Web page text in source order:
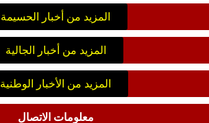
المزيد من أخبار الحسيمة
المزيد من أخبار الجالية
المزيد من الأخبار الوطنية
معلومات الاتصال